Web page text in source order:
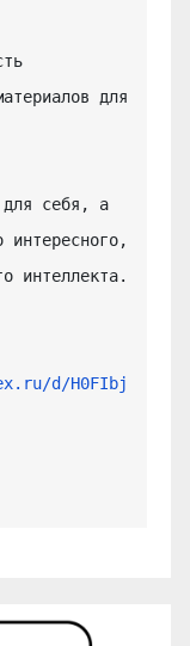
для
для себя, а
интересного,
интеллекта.
d/H0FIbj